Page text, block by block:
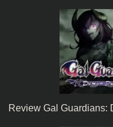
Review Gal Guardians: